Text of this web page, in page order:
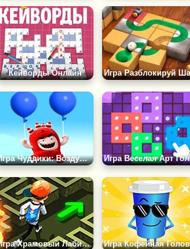
Кейворды Онлайн
Игра Чуддики: Воздушные Шары
Игра Храмовый Лабиринт